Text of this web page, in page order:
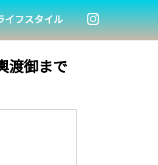
イフスタイル
渡御まで